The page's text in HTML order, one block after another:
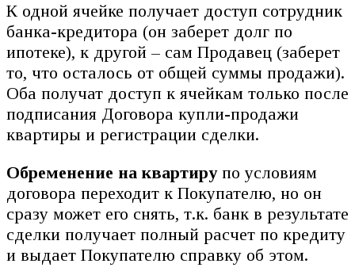
К одной ячейке получает доступ сотрудник
банка-кредитора (он заберет долг по
ипотеке), к другой – сам Продавец (заберет
то, что осталось от общей суммы продажи).
Оба получат доступ к ячейкам только после
подписания Договора купли-продажи
квартиры и регистрации сделки.
Обременение на квартирупо условиям
договора переходит к Покупателю, но он
сразу может его снять, т.к. банк в результате
сделки получает полный расчет по кредиту
и выдает Покупателю справку об этом.